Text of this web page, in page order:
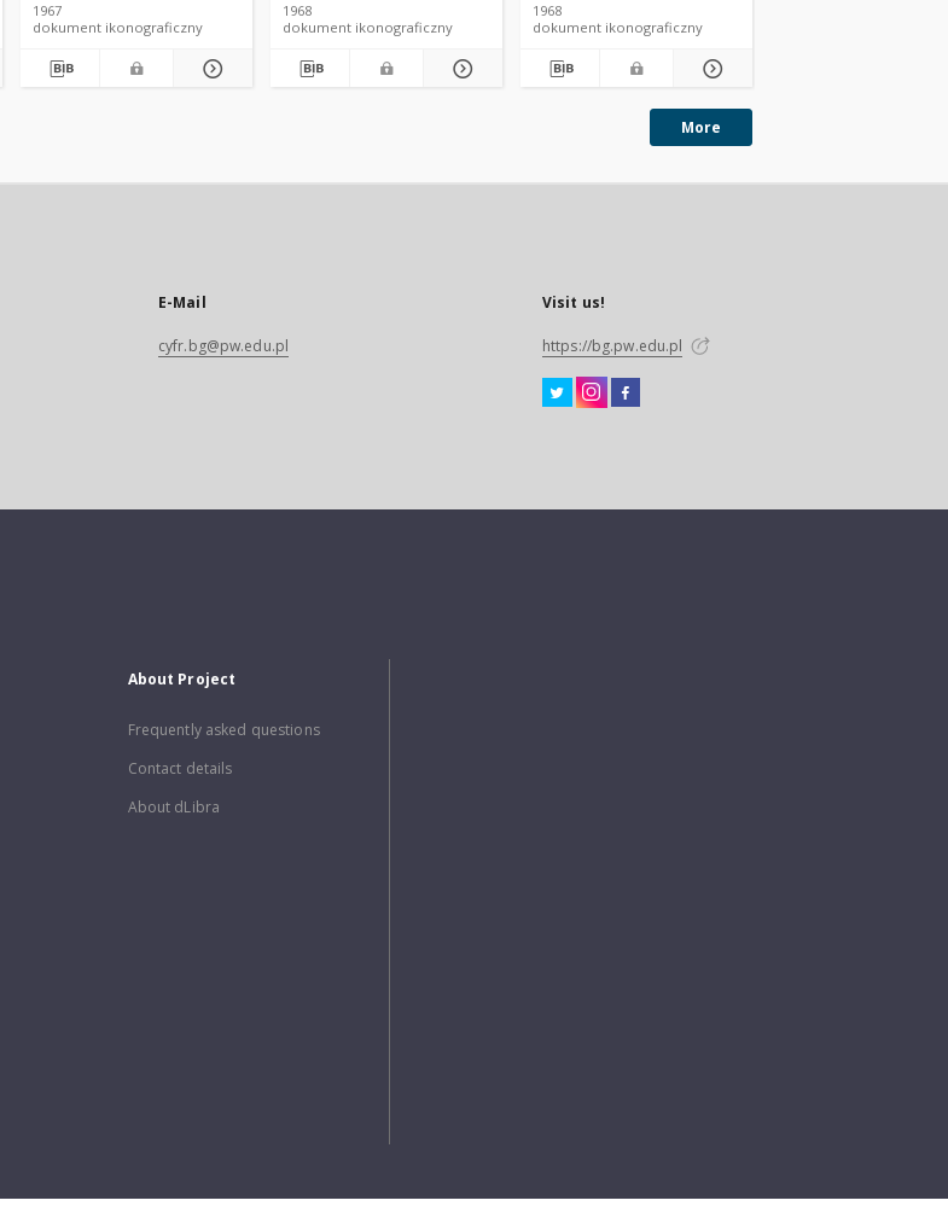
1967
dokument ikonograficzny
1968
dokument ikonograficzny
1968
dokument ikonograficzny
More
E-Mail
cyfr.bg@pw.edu.pl
Visit us!
https://bg.pw.edu.pl
About Project
Frequently asked questions
Contact details
About dLibra